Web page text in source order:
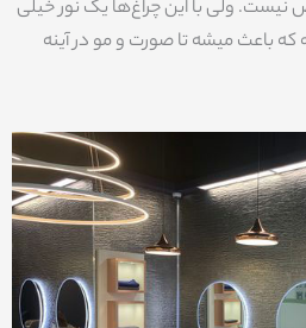
ولی با این چراغ‌ها یک نور خیلی
باعث میشه تا صورت و مو در آینه